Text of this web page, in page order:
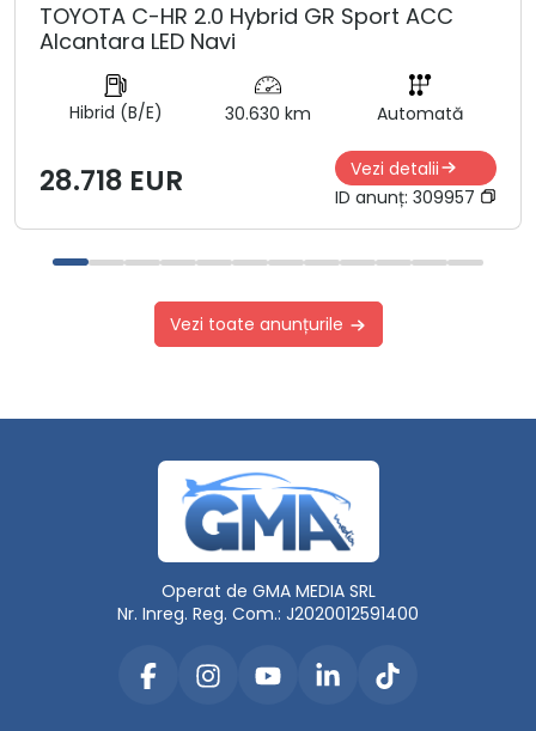
TOYOTA C-HR 2.0 Hybrid GR Sport ACC
Alcantara LED Navi
Hibrid (B/E) 30.630 km Automată
28.718 EUR
Vezi detalii
ID anunț: 309957
Vezi toate anunțurile
Operat de GMA MEDIA SRL
Nr. Inreg. Reg. Com.: J2020012591400